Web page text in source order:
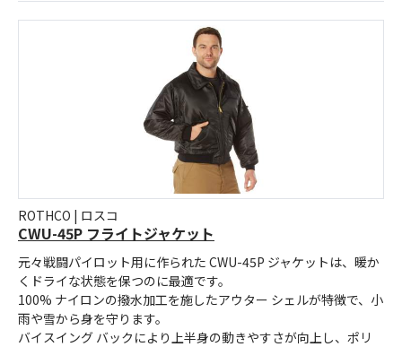
ROTHCO | ロスコ
CWU-45P フライトジャケット
元々戦闘パイロット用に作られた CWU-45P ジャケットは、暖か
くドライな状態を保つのに最適です。
100% ナイロンの撥水加工を施したアウター シェルが特徴で、小
雨や雪から身を守ります。
バイスイング バックにより上半身の動きやすさが向上し、ポリ